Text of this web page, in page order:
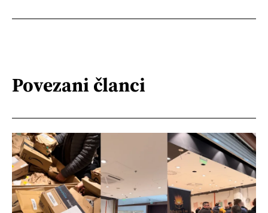
Povezani članci